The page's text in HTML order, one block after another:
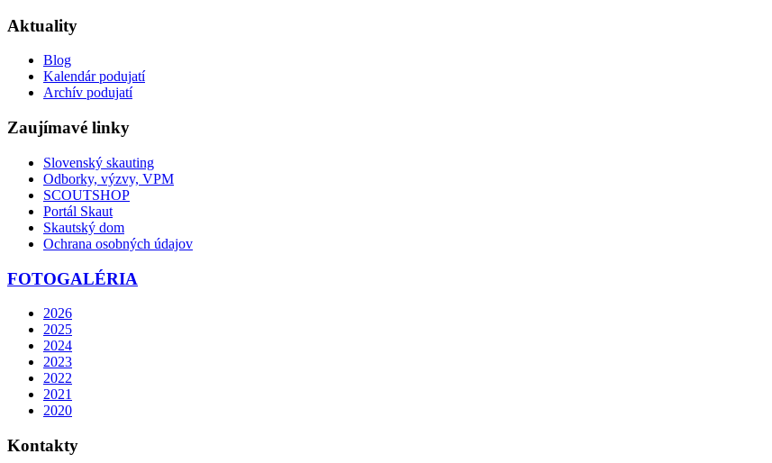
Aktuality
Blog
Kalendár podujatí
Archív podujatí
Zaujímavé linky
Slovenský skauting
Odborky, výzvy, VPM
SCOUTSHOP
Portál Skaut
Skautský dom
Ochrana osobných údajov
FOTOGALÉRIA
2026
2025
2024
2023
2022
2021
2020
Kontakty